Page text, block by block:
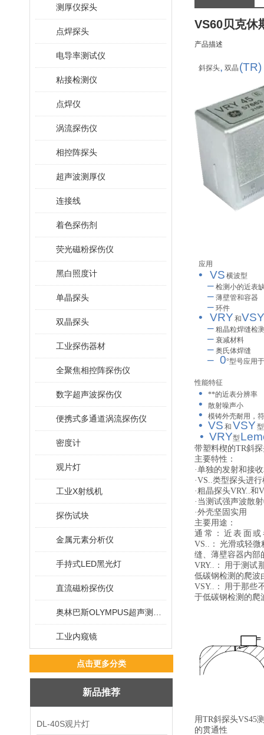
测厚仪探头
点焊探头
电导率测试仪
粘接检测仪
点焊仪
涡流探伤仪
相控阵探头
超声波测厚仪
连接线
着色探伤剂
荧光磁粉探伤仪
黑白照度计
单晶探头
双晶探头
工业探伤器材
全聚焦相控阵探伤仪
数字超声波探伤仪
便携式多通道涡流探伤仪
密度计
观片灯
工业X射线机
探伤试块
金属元素分析仪
手持式LED黑光灯
直流磁粉探伤仪
工业内窥镜
点击更多分类
新品推荐
DL-40S观片灯
VS60贝克休
产品描述
斜探头, 双晶 (TR)
应用
• VS 横波型
– 检测小的近表
– 薄壁管和容器
– 环件
• VRY 和VSY
– 粗晶粒焊缝检
– 衰减材料
– 奥氏体焊缝
– 0°型号应用于
性能特征
• **的近表分辨率
• 散射噪声小
• 模铸外壳耐用，
• VS 和 VSY 型
• VRY型
带塑料楔的TR斜
主要特性：
·单独的发射和接
·VS..类型探头进
·粗晶探头VRY..和
·当测试强声波散
·外壳坚固实用
主要用途：
通 常 ： 近 表 面
VS..： 光滑或轻
缝、薄壁容器内部
VRY..： 用于测试
低碳钢检测的爬波
VSY..： 用于那些
于低碳钢检测的爬
用TR斜探头VS45
的贯通性